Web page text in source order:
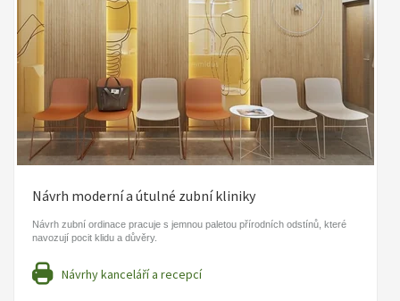
Návrh moderní a útulné zubní kliniky
Návrh zubní ordinace pracuje s jemnou paletou přírodních odstínů, které
navozují pocit klidu a důvěry.
Návrhy kanceláří a recepcí